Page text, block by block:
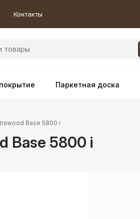
Контакты
Паркетная доска
Base 5800 i
Base 5800 i